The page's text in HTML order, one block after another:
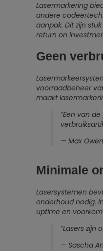
Lasermarkering
andere
aanpak. Dit zijn
return on
Geen
voorraadbeheer
maakt
“Een van
— Max
Minimale
Lasersystemen
onderhoud nodig.
uptime en
“Lasers zijn
— Sascha